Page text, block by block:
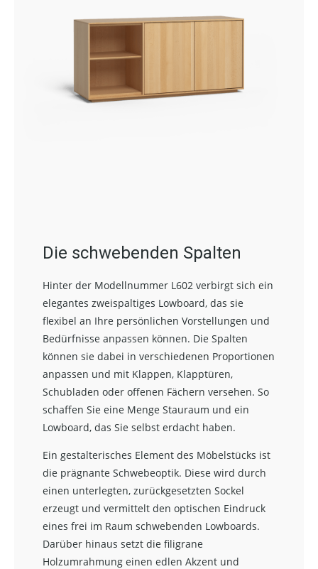
Die schwebenden Spalten
Hinter der Modellnummer L602 verbirgt sich ein
elegantes zweispaltiges Lowboard, das sie
flexibel an Ihre persönlichen Vorstellungen und
Bedürfnisse anpassen können. Die Spalten
können sie dabei in verschiedenen Proportionen
anpassen und mit Klappen, Klapptüren,
Schubladen oder offenen Fächern versehen. So
schaffen Sie eine Menge Stauraum und ein
Lowboard, das Sie selbst erdacht haben.
Ein gestalterisches Element des Möbelstücks ist
die prägnante Schwebeoptik. Diese wird durch
einen unterlegten, zurückgesetzten Sockel
erzeugt und vermittelt den optischen Eindruck
eines frei im Raum schwebenden Lowboards.
Darüber hinaus setzt die filigrane
Holzumrahmung einen edlen Akzent und